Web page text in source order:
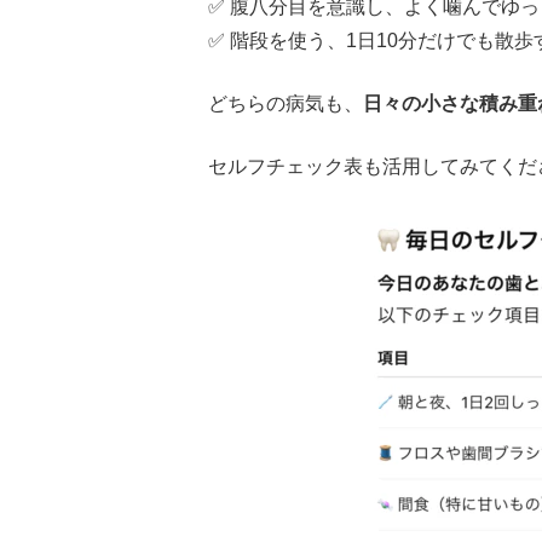
✅ 腹八分目を意識し、よく噛んでゆ
✅ 階段を使う、1日10分だけでも散
どちらの病気も、 日々の小さな積み
セルフチェック表も活用してみてくだ